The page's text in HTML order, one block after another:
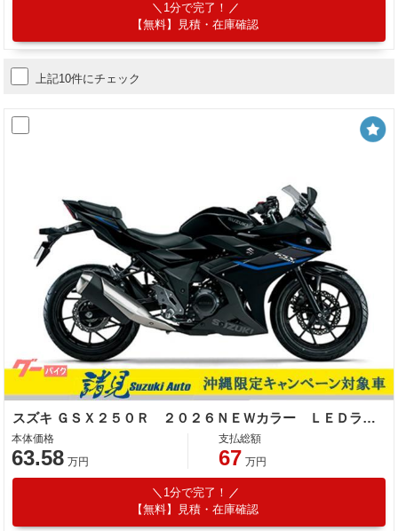
1分で完了！
【無料】見積・在庫確認
上記10件にチェック
スズキ ＧＳＸ２５０Ｒ ２０２６ＮＥＷカラー ＬＥＤライト 多機能インストゥルメントパネル
本体価格
63.58 万円
支払総額
67 万円
1分で完了！
【無料】見積・在庫確認